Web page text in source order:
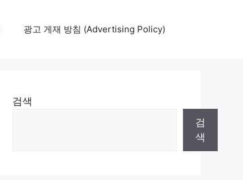
광고 게재 방침 (Advertising Policy)
검색
검
색